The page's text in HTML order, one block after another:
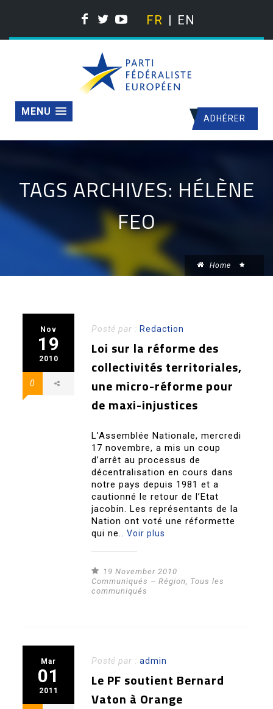
FR EN
ADHÉRER
MENU
TAGS ARCHIVES: HÉLÈNE
FEO
Home
Nov
19
2010
0
Posté par : Redaction
Loi sur la réforme des
collectivités territoriales,
une micro-réforme pour
de maxi-injustices
L’Assemblée Nationale, mercredi
17 novembre, a mis un coup
d’arrêt au processus de
décentralisation en cours dans
notre pays depuis 1981 et a
cautionné le retour de l’Etat
jacobin. Les représentants de la
Nation ont voté une réformette
qui ne..Voir plus
19 November 2010
Communiqués – Région, Tous les
communiqués
Mar
01
2011
Posté par :admin
Le PF soutient Bernard
Vaton à Orange